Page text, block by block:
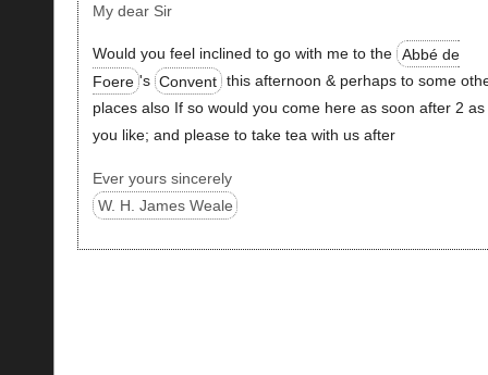
My dear Sir
Would you feel inclined to go with me to the Abbé de
Foere 's Convent this afternoon & perhaps to some
places also If so would you come here as soon after 2 as
you like; and please to take tea with us after
Ever yours sincerely
W. H. James Weale